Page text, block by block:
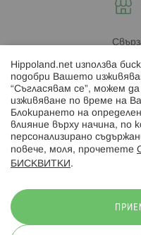
Hippoland.net използва
подобри Вашето
“Съгласявам се”, можем
изживяване по време на
Блокирането на
влияние върху начина, по
персонализирано
повече, моля, прочетете
БИСКВИТКИ .